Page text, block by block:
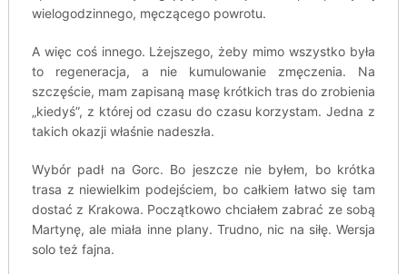
wielogodzinnego, męczącego powrotu.
A więc coś innego. Lżejszego, żeby mimo wszystko była
to regeneracja, a nie kumulowanie zmęczenia. Na
szczęście, mam zapisaną masę krótkich tras do zrobienia
„kiedyś”, z której od czasu do czasu korzystam. Jedna z
takich okazji właśnie nadeszła.
Wybór padł na Gorc. Bo jeszcze nie byłem, bo krótka
trasa z niewielkim podejściem, bo całkiem łatwo się tam
dostać z Krakowa. Początkowo chciałem zabrać ze sobą
Martynę, ale miała inne plany. Trudno, nic na siłę. Wersja
solo też fajna.